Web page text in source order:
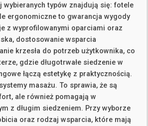
typów znajdują się: fotele
ergonomiczne to gwarancja wygody
z wyprofilowanymi oparciami oraz
dostosowanie wsparcia
krzesła do potrzeb użytkownika, co
gdzie długotrwałe siedzenie w
łączą estetykę z praktycznością.
masażu. To sprawia, że są
ale również pomagają w
z długim siedzeniem. Przy wyborze
oraz rodzaj wsparcia, które mają